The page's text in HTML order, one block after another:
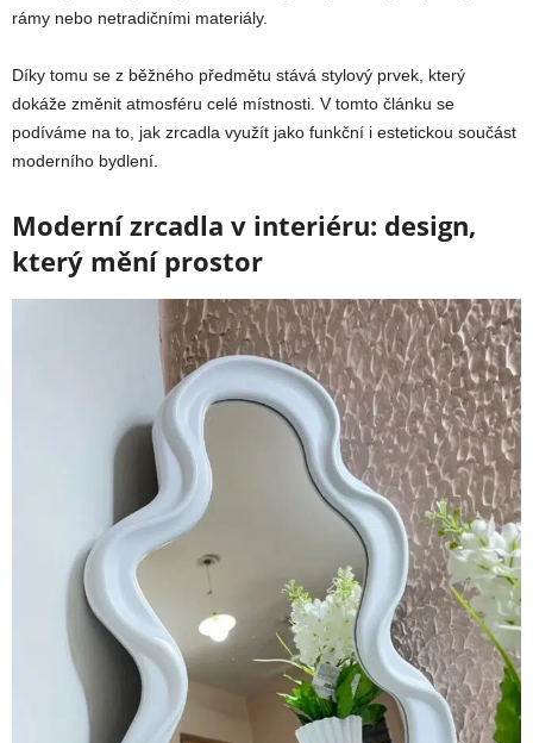
rámy nebo netradičními materiály.
Díky tomu se z běžného předmětu stává stylový prvek, který
dokáže změnit atmosféru celé místnosti. V tomto článku se
podíváme na to, jak zrcadla využít jako funkční i estetickou součást
moderního bydlení.
Moderní zrcadla v interiéru: design,
který mění prostor